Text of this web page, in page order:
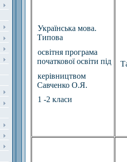
Українська мова.
Типова
освітня програма
початкової освіти під
керівництвом
Савченко О.Я.
1 -2 класи